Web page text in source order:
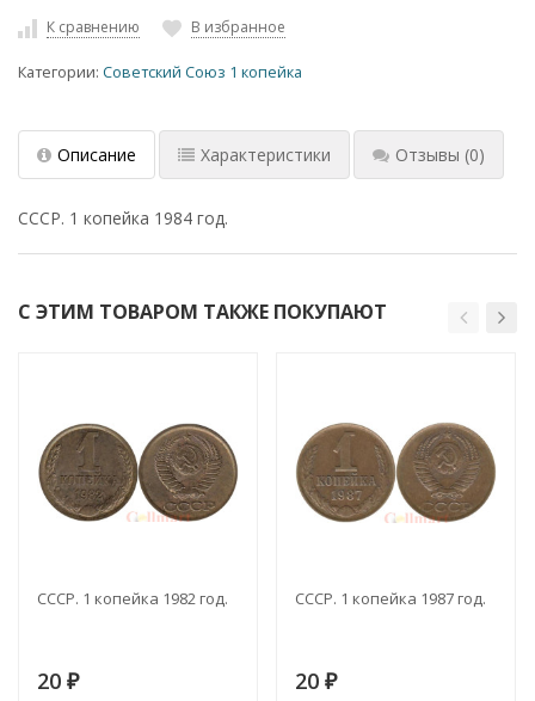
К сравнению В избранное
Категории: Советский Союз 1 копейка
Описание Характеристики Отзывы (0)
СССР. 1 копейка 1984 год.
С ЭТИМ ТОВАРОМ ТАКЖЕ ПОКУПАЮТ
СССР. 1 копейка 1982 год.
20 ₽
СССР. 1 копейка 1987 год.
20 ₽